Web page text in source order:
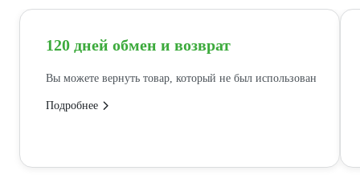
120 дней обмен и возврат
Вы можете вернуть товар, который не был использован
Подробнее